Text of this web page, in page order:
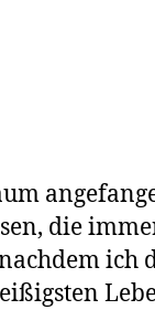
die
ich